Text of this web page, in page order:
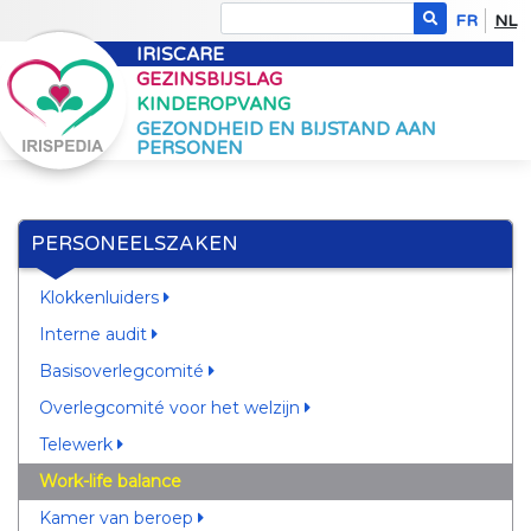
FR NL
IRISCARE
GEZINSBIJSLAG
KINDEROPVANG
GEZONDHEID EN BIJSTAND AAN
PERSONEN
PERSONEELSZAKEN
Klokkenluiders
Interne audit
Basisoverlegcomité
Overlegcomité voor het welzijn
Telewerk
Work-life balance
Kamer van beroep